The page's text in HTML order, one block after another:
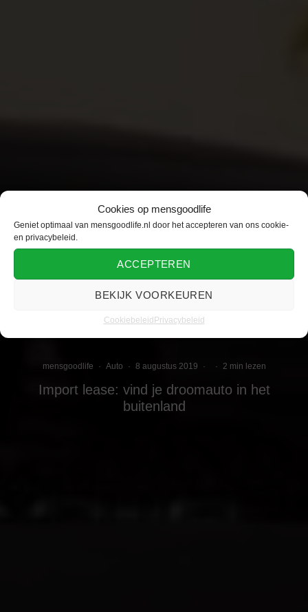
Cookies op mensgoodlife
Geniet optimaal van mensgoodlife.nl door het accepteren van ons cookie-
en privacybeleid.
ACCEPTEREN
BEKIJK VOORKEUREN
Cookiebeleid Privacybeleid
mensgoodlife · Auto · 8 augustus 2019 · · 2 min lezen
Import lease: vind je droomauto in het
buitenland